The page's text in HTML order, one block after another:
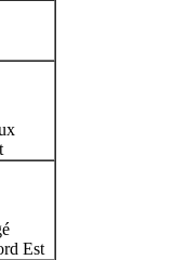
Est